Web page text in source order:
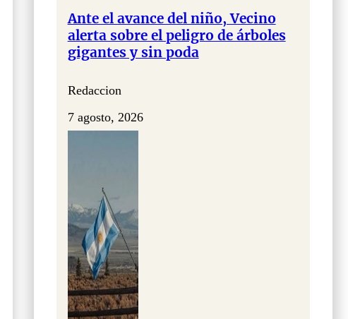
Ante el avance del niño, Vecino
alerta sobre el peligro de árboles
gigantes y sin poda
Redaccion
7 agosto, 2026